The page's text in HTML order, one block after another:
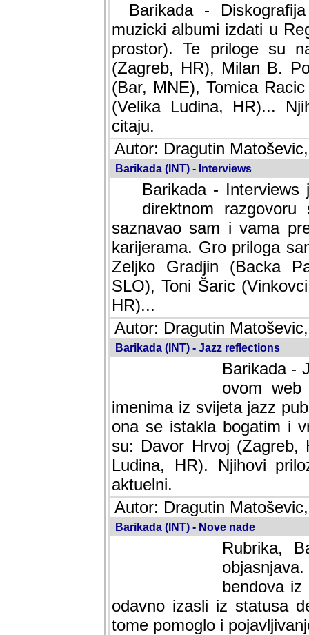
Barikada -
muzicki albumi izdati u
prostor). Te priloge su
(Zagreb, HR), Milan B.
(Bar, MNE), Tomica
(Velika Ludina, HR)...
citaju.
Autor: Dragutin
Barikada (INT) - Interviews
Barikada -
direktnom
saznavao sam i vama
karijerama. Gro priloga
Zeljko Gradjin (Backa
SLO), Toni Šaric
HR)...
Autor: Dragutin
Barikada (INT) - Jazz reflections
Barikada -
ovom web
imenima iz svijeta jazz
ona se istakla bogatim i
su: Davor Hrvoj (Zagreb,
Ludina, HR). Njihovi
aktuelni.
Autor: Dragutin
Barikada (INT) - Nove nade
Rubrika,
bendova
odavno izasli iz statusa
tome pomoglo i